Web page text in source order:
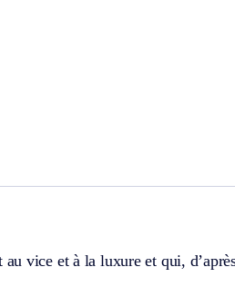
vice et à la luxure et qui,